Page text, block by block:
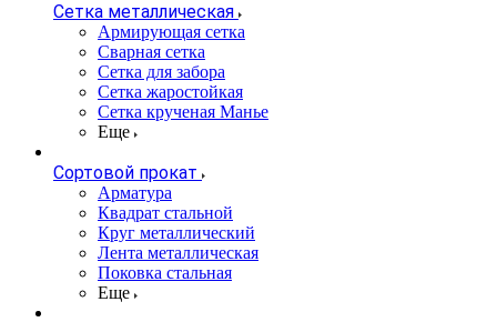
Сетка металлическая
Армирующая сетка
Сварная сетка
Сетка для забора
Сетка жаростойкая
Сетка крученая Манье
Еще
Сортовой прокат
Арматура
Квадрат стальной
Круг металлический
Лента металлическая
Поковка стальная
Еще